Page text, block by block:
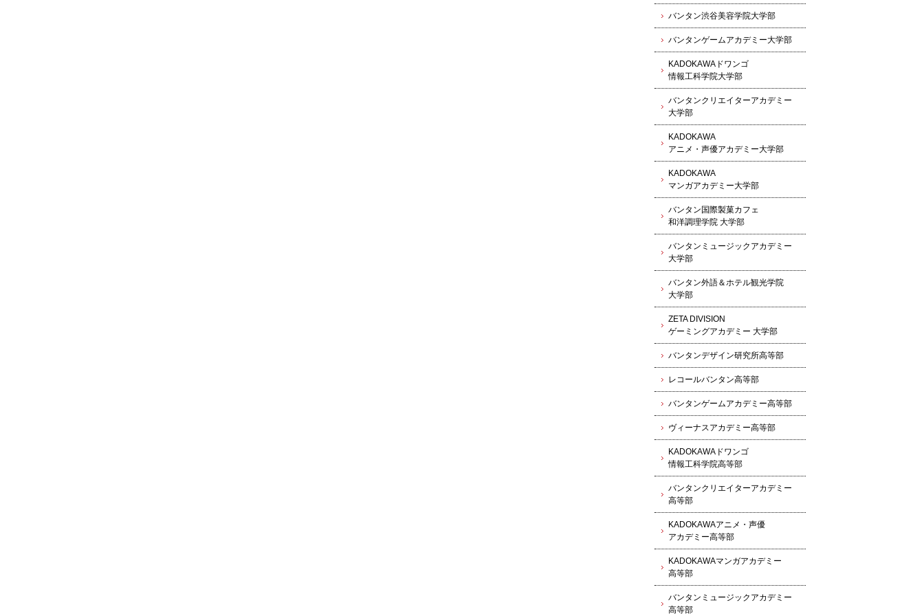
バンタン渋谷美容学院大学部
バンタンゲームアカデミー大学部
KADOKAWAドワンゴ
情報工科学院大学部
バンタンクリエイターアカデミー
大学部
KADOKAWA
アニメ・声優アカデミー大学部
KADOKAWA
マンガアカデミー大学部
バンタン国際製菓カフェ
和洋調理学院 大学部
バンタンミュージックアカデミー
大学部
バンタン外語＆ホテル観光学院
大学部
ZETA DIVISION
ゲーミングアカデミー 大学部
バンタンデザイン研究所高等部
レコールバンタン高等部
バンタンゲームアカデミー高等部
ヴィーナスアカデミー高等部
KADOKAWAドワンゴ
情報工科学院高等部
バンタンクリエイターアカデミー
高等部
KADOKAWAアニメ・声優
アカデミー高等部
KADOKAWAマンガアカデミー
高等部
バンタンミュージックアカデミー
高等部